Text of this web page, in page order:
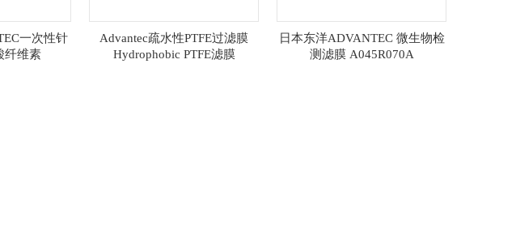
一次性针
纤维素
Advantec疏水性PTFE过滤膜
Hydrophobic PTFE滤膜
日本东洋ADVANTEC 微生物检
测滤膜 A045R070A